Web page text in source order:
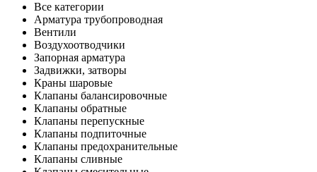
Все категории
Арматура трубопроводная
Вентили
Воздухоотводчики
Запорная арматура
Задвижки, затворы
Краны шаровые
Клапаны балансировочные
Клапаны обратные
Клапаны перепускные
Клапаны подпиточные
Клапаны предохранительные
Клапаны сливные